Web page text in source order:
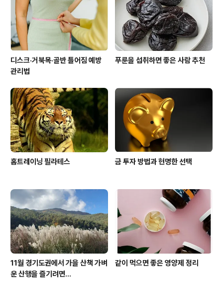
디스크·거북목·골반 틀어짐 예방
관리법
푸룬을 섭취하면 좋은 사람 추천
홈트레이닝 필라테스 금 투자 방법과 현명한 선택
11월 경기도권에서 가을 산책 가벼
운 산행을 즐기려면...
같이 먹으면 좋은 영양제 정리